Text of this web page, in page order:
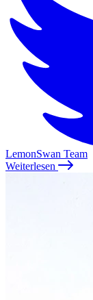
LemonSwan Team
Weiterlesen